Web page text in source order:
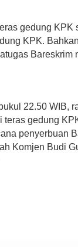
gedung KPK
KPK.
Bareskrim
22.50 WIB,
teras gedung
penyerbuan
Komjen Budi